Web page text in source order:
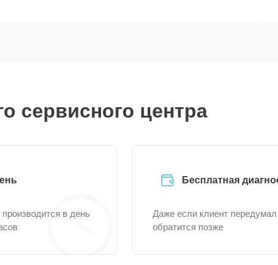
сервисного центра
в день
Бесплатная
Даже если клиент
обратится позже